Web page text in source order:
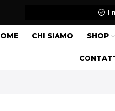
I
CHI SIAMO SHOP